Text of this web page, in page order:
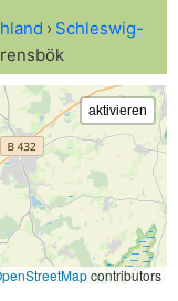
Schleswig-
contributors